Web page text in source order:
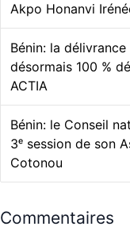
Akpo Honanvi
Bénin: la
désormais 100 %
ACTIA
Bénin: le Conseil
3ᵉ session de son
Cotonou
Commentaires